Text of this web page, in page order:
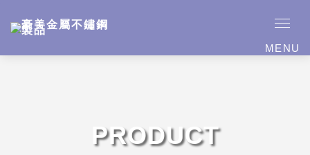
MENU
PRODUCT